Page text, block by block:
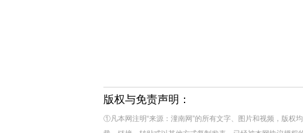
版权与免责声明：
①凡本网注明“来源：潼南网”的所有文字、图片和视频，版权